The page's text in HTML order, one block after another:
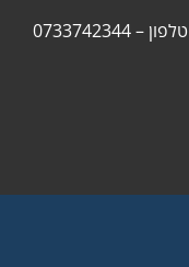
סוויטות
טלפון – 0733742344